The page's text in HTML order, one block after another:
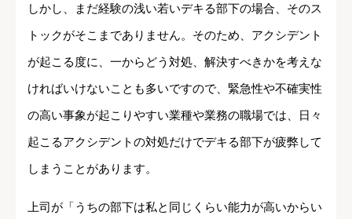
しかし、まだ経験の浅い若いデキる部下の場合、そのス
トックがそこまでありません。そのため、アクシデント
が起こる度に、一からどう対処、解決すべきかを考えな
ければいけないことも多いですので、緊急性や不確実性
の高い事象が起こりやすい業種や業務の職場では、日々
起こるアクシデントの対処だけでデキる部下が疲弊して
しまうことがあります。
上司が「うちの部下は私と同じくらい能力が高いからい